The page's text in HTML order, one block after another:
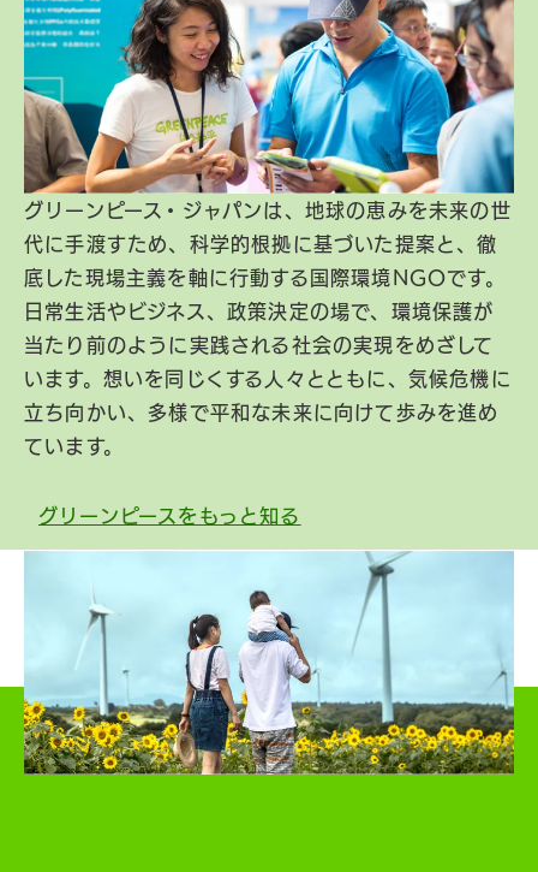
グリーンピース・ジャパンは、地球の恵みを未来の世
代に手渡すため、科学的根拠に基づいた提案と、徹
底した現場主義を軸に行動する国際環境NGOです。
日常生活やビジネス、政策決定の場で、環境保護が
当たり前のように実践される社会の実現をめざして
います。想いを同じくする人々とともに、気候危機に
立ち向かい、多様で平和な未来に向けて歩みを進め
ています。
グリーンピースをもっと知る